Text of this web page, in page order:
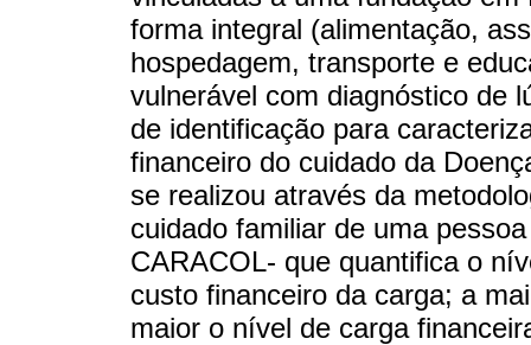
forma integral (alimentação,
hospedagem, transporte e
vulnerável com diagnóstico de
de identificação para
financeiro do cuidado da
se realizou através da
cuidado familiar de uma
CARACOL- que quantifica o
custo financeiro da carga; a
maior o nível de carga